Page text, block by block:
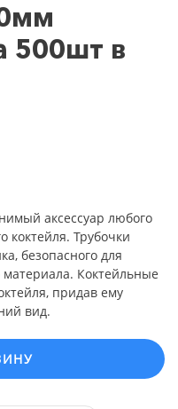
500шт в
аксессуар любого
коктейля. Трубочки
безопасного для
материала. Коктейльные
придав ему
вид.